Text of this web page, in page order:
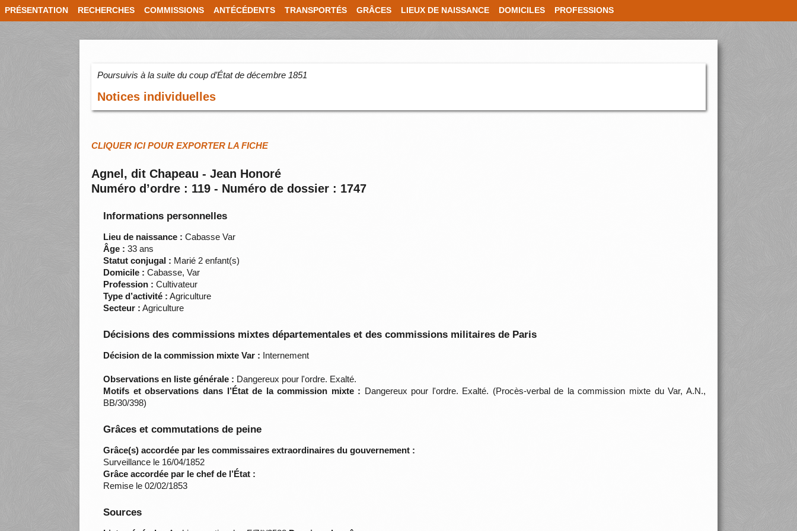
PRÉSENTATION RECHERCHES COMMISSIONS ANTÉCÉDENTS TRANSPORTÉS GRÂCES LIEUX DE NAISSANCE DOMICILES PROFESSIONS
Poursuivis à la suite du coup d’État de décembre 1851
Notices individuelles
CLIQUER ICI POUR EXPORTER LA FICHE
Agnel, dit Chapeau - Jean Honoré
Numéro d’ordre : 119 - Numéro de dossier : 1747
Informations personnelles
Lieu de naissance : Cabasse Var
Âge : 33 ans
Statut conjugal : Marié 2 enfant(s)
Domicile : Cabasse, Var
Profession : Cultivateur
Type d’activité : Agriculture
Secteur : Agriculture
Décisions des commissions mixtes départementales et des commissions militaires de Paris
Décision de la commission mixte Var : Internement
Observations en liste générale : Dangereux pour l'ordre. Exalté.
Motifs et observations dans l’État de la commission mixte : Dangereux pour l'ordre. Exalté. (Procès-verbal de la commission mixte du Var, A.N.,
BB/30/398)
Grâces et commutations de peine
Grâce(s) accordée par les commissaires extraordinaires du gouvernement :
Surveillance le 16/04/1852
Grâce accordée par le chef de l’État :
Remise le 02/02/1853
Sources